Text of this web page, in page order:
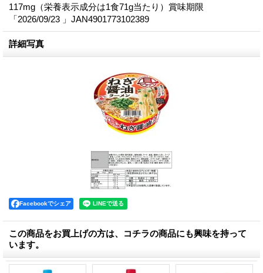
117mg（栄養表示成分は1食71g当たり）賞味期限
「2026/09/23 」JAN4901773102389
詳細写真
Facebookでシェア
この商品をお買上げの方は、コチラの商品にも興味を持って
います。